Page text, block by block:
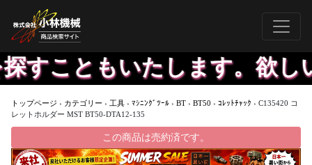
もいたします。欲しいも
トップページ › カテゴリー › 工具 › ﾏｼﾆﾝｸﾞﾂｰﾙ › BT › BT50 › ｺﾚｯﾄﾁｬｯｸ › C135420 コ
レットホルダー MST BT50-DTA12-135
この商品は売約済です。